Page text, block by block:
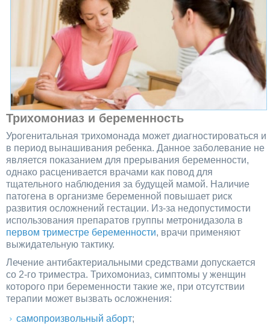
Трихомониаз и беременность
Урогенитальная трихомонада может диагностироваться и
в период вынашивания ребенка. Данное заболевание не
является показанием для прерывания беременности,
однако расценивается врачами как повод для
тщательного наблюдения за будущей мамой. Наличие
патогена в организме беременной повышает риск
развития осложнений гестации. Из-за недопустимости
использования препаратов группы метронидазола в
первом триместре беременности, врачи применяют
выжидательную тактику.
Лечение антибактериальными средствами допускается
со 2-го триместра. Трихомониаз, симптомы у женщин
которого при беременности такие же, при отсутствии
терапии может вызвать осложнения:
самопроизвольный аборт;